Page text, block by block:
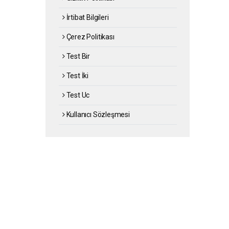
İrtibat Bilgileri
Çerez Politikası
Test Bir
Test İki
Test Uc
Kullanıcı Sözleşmesi